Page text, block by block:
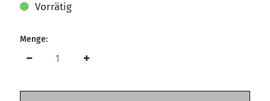
Vorrätig
Menge: